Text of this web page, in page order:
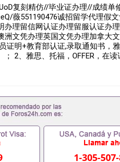
复刻精仿//毕业证办理//成绩单
薇551190476诚招留学代理假
理留信网认证办理留服认证办
文凭办理英国文凭办理加拿大
证明+教育部认证,录取通知书，
2、雅思、托福，OFFER，在读
户要求安排。 国内找工作假的毕
位需要些什么材料551190476办
有正常毕业怎么办理毕业证,没毕
您是否因为递交材料不齐而被拒
校挂科了不想读了,成绩不理想
凭551190476如何办理本科/硕士
国外本科毕业证怎么办
毕业证551190476哪里可以制作
1-305-